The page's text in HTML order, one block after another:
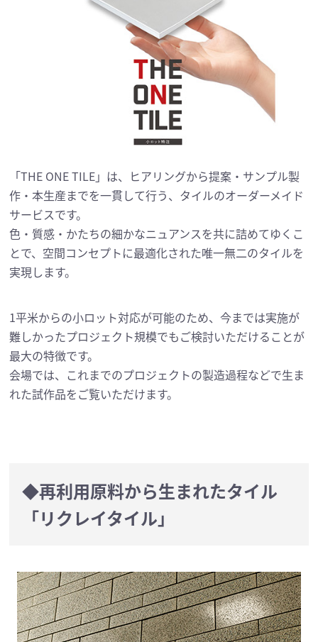
「THE ONE TILE」は、ヒアリングから提案・サンプル製
作・本生産までを一貫して行う、タイルのオーダーメイド
サービスです。
色・質感・かたちの細かなニュアンスを共に詰めてゆくこ
とで、空間コンセプトに最適化された唯一無二のタイルを
実現します。
1平米からの小ロット対応が可能のため、今までは実施が
難しかったプロジェクト規模でもご検討いただけることが
最大の特徴です。
会場では、これまでのプロジェクトの製造過程などで生ま
れた試作品をご覧いただけます。
◆再利用原料から生まれたタイル
「リクレイタイル」